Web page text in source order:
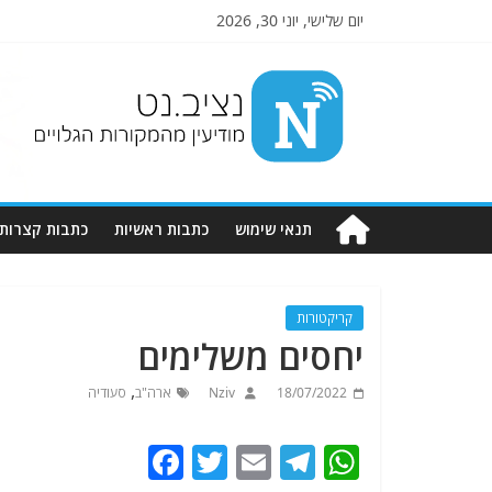
יום שלישי, יוני 30, 2026
Nziv.net
מודיעין
מהמקורות
תנאי שימוש כתבות ראשיות כתבות קצרות
קריקטורות
יחסים משלימים
18/07/2022
Nziv ארה"ב, סעודיה
W
T
E
T